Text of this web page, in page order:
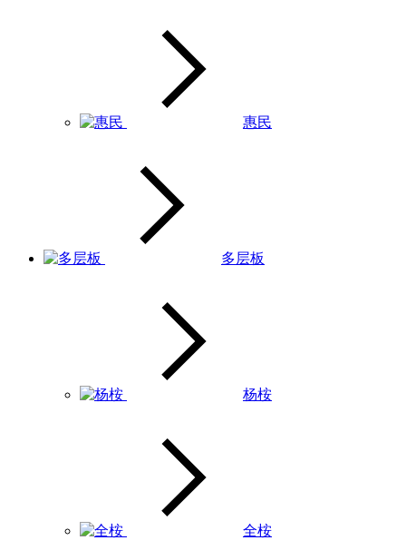
惠民
多层板
杨桉
全桉